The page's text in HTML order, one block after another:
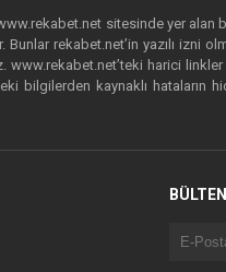
sitesinde yer alan
rekabet.net’in yazılı izni
harici linkler
bilgilerden kaynaklı hataların